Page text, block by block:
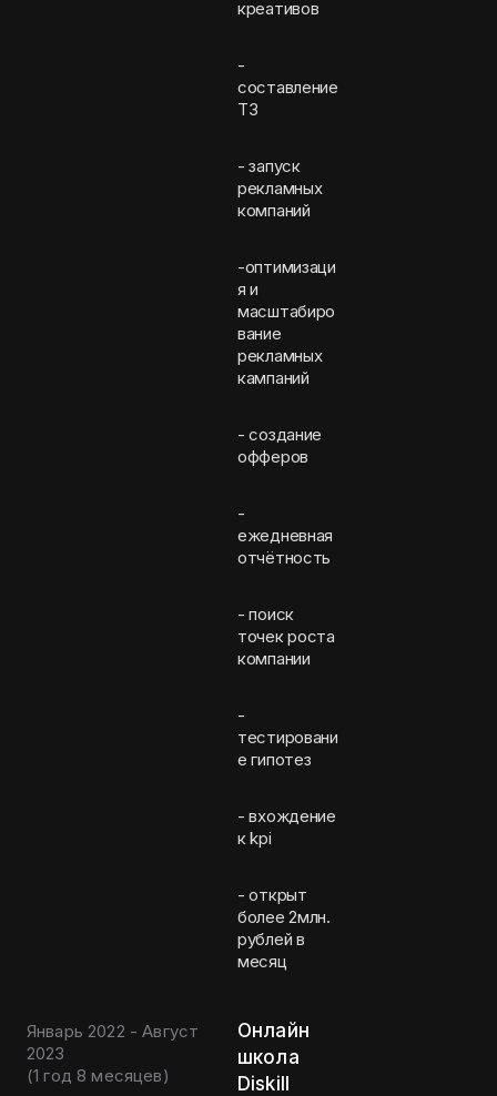
креативов
-
составление
ТЗ
- запуск
рекламных
компаний
-оптимизаци
я и
масштабиро
вание
рекламных
кампаний
- создание
офферов
-
ежедневная
отчётность
- поиск
точек роста
компании
-
тестировани
е гипотез
- вхождение
к kpi
- открыт
более 2млн.
рублей в
месяц
Январь 2022 - Август
2023
(1 год 8 месяцев)
Онлайн
школа
Diskill